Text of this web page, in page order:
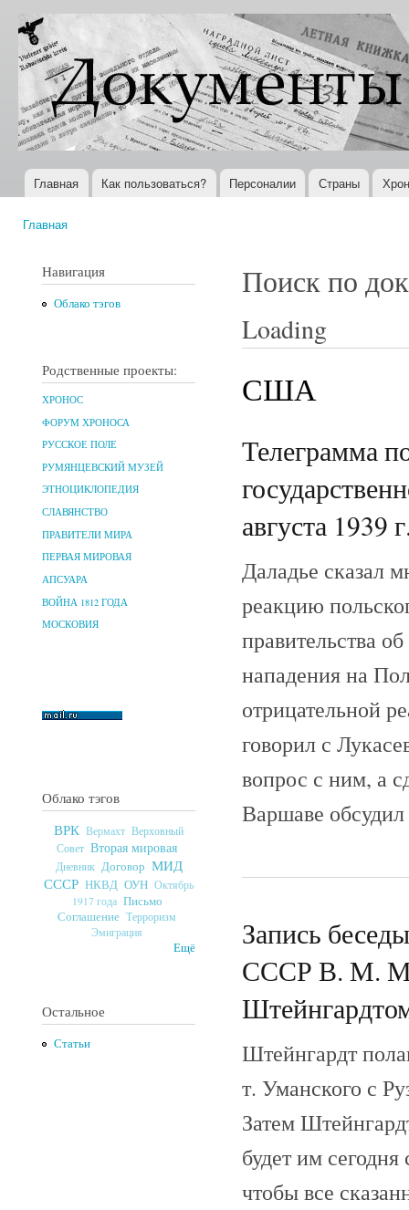
Документы
XX века
Всемирная
история в
Интернете
Главное меню
Главная Как пользоваться? Персоналии Страны
Главная
Навигация
Облако тэгов
Родственные проекты:
ХРОНОС
ФОРУМ ХРОНОСА
РУССКОЕ ПОЛЕ
РУМЯНЦЕВСКИЙ МУЗЕЙ
ЭТНОЦИКЛОПЕДИЯ
СЛАВЯНСТВО
ПРАВИТЕЛИ МИРА
ПЕРВАЯ МИРОВАЯ
АПСУАРА
ВОЙНА 1812 ГОДА
МОСКОВИЯ
Облако тэгов
ВРК Вермахт Верховный
Совет Вторая мировая
Дневник Договор МИД
СССР НКВД ОУН Октябрь
1917 года Письмо
Соглашение Терроризм
Эмиграция
Ещё
Остальное
Статьи
Поиск по
Loading
США
Телеграмма
августа 1939
Даладье сказал
реакцию
правительства
нападения на
отрицательной
говорил с
вопрос с ним, а
Варшаве
Запись
СССР В. М.
Штейнгардт
т. Уманского с
Затем
будет им
чтобы все